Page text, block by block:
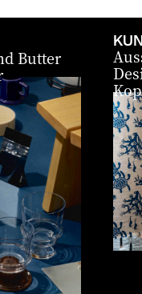
Butter